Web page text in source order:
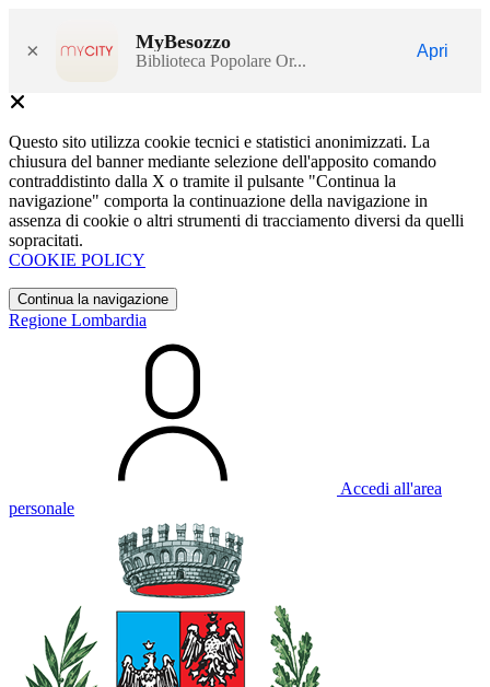
× MyBesozzo
Biblioteca Popolare Or...
Apri
Questo sito utilizza cookie tecnici e statistici anonimizzati. La
chiusura del banner mediante selezione dell'apposito comando
contraddistinto dalla X o tramite il pulsante "Continua la
navigazione" comporta la continuazione della navigazione in
assenza di cookie o altri strumenti di tracciamento diversi da quelli
sopracitati.
COOKIE POLICY
Continua la navigazione
Regione Lombardia
Accedi all'area
personale